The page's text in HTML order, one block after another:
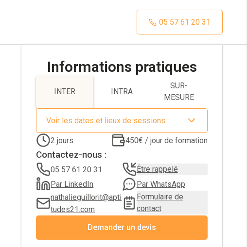
05 57 61 20 31
Informations pratiques
INTER INTRA
SUR-
MESURE
Voir les dates et lieux de sessions
2 jours 450€ / jour de formation
Contactez-nous :
05 57 61 20 31
Par LinkedIn
nathalieguillorit@apti
tudes21.com
Être rappelé
Par WhatsApp
Formulaire de
contact
Demander un devis